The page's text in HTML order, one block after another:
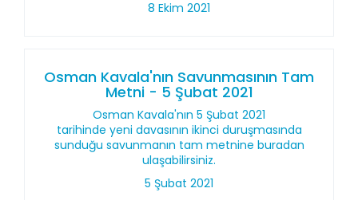
8 Ekim 2021
Osman Kavala'nın Savunmasının Tam
Metni - 5 Şubat 2021
Osman Kavala'nın 5 Şubat 2021
tarihinde yeni davasının ikinci duruşmasında
sunduğu savunmanın tam metnine buradan
ulaşabilirsiniz.
5 Şubat 2021